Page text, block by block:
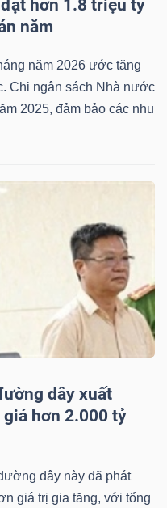
hơn 1.8 triệu tỷ
năm
năm 2026 ước tăng
Chi ngân sách Nhà nước
2025, đảm bảo các nhu
dây xuất
hơn 2.000 tỷ
dây này đã phát
giá trị gia tăng, với tổng
Chứng chỉ quỹ Chứng
Cổ đông lớn